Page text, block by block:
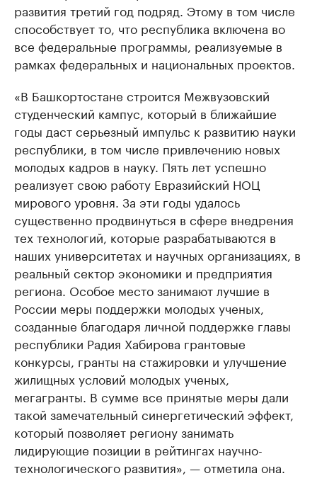
развития третий год подряд. Этому в том числе
способствует то, что республика включена во
все федеральные программы, реализуемые в
рамках федеральных и национальных проектов.
«В Башкортостане строится Межвузовский
студенческий кампус, который в ближайшие
годы даст серьезный импульс к развитию науки
республики, в том числе привлечению новых
молодых кадров в науку. Пять лет успешно
реализует свою работу Евразийский НОЦ
мирового уровня. За эти годы удалось
существенно продвинуться в сфере внедрения
тех технологий, которые разрабатываются в
наших университетах и научных организациях, в
реальный сектор экономики и предприятия
региона. Особое место занимают лучшие в
России меры поддержки молодых ученых,
созданные благодаря личной поддержке главы
республики Радия Хабирова грантовые
конкурсы, гранты на стажировки и улучшение
жилищных условий молодых ученых,
мегагранты. В сумме все принятые меры дали
такой замечательный синергетический эффект,
который позволяет региону занимать
лидирующие позиции в рейтингах научно-
технологического развития», — отметила она.